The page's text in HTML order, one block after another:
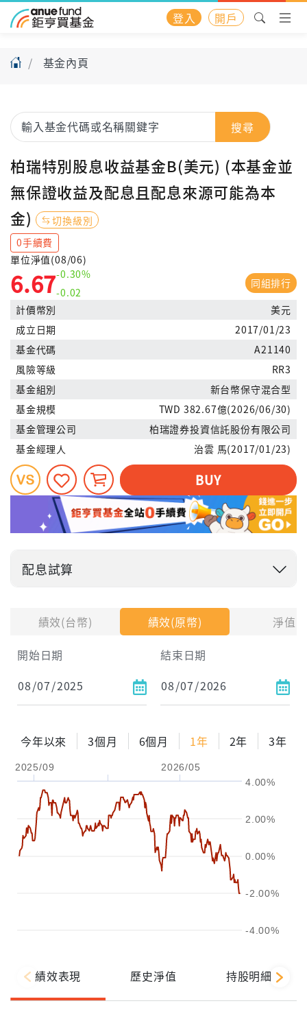
登入 開戶
基金內頁
績效(台幣) 績效(原幣)
淨值
開始日期
結束日期
今年以來 3個月 6個月 1年 2年 3年
2025/09 2026/05
-4.00%
-2.00%
0.00%
2.00%
4.00%
搜尋
柏瑞特別股息收益基金B(美元) (本基金並
無保證收益及配息且配息來源可能為本
金)
切換級別
0手續費
單位淨值(08/06)
6.67-0.30%
-0.02
同組排行
計價幣別
美元
成立日期
2017/01/23
基金代碼
A21140
風險等級
RR3
基金組別
新台幣保守混合型
基金規模
TWD 382.67億(2026/06/30)
基金管理公司
柏瑞證券投資信託股份有限公司
基金經理人
治雲 馬(2017/01/23)
BUY
配息試算
試算區間
1年
2年
配息金額
配息率
參考報酬率
-%
績效表現 歷史淨值 持股明細